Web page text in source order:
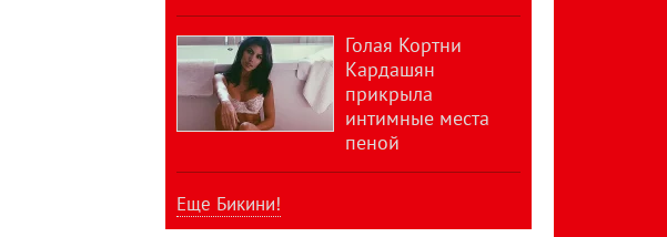
Голая Кортни
Кардашян
прикрыла
интимные места
пеной
Еще Бикини!